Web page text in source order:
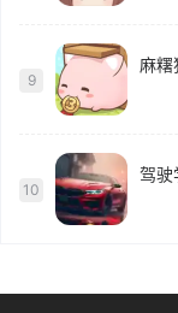
9
麻糬
10
驾驶